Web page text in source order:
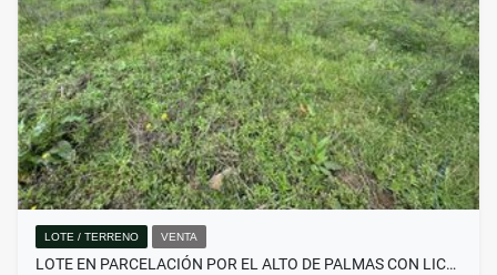
LOTE / TERRENO VENTA
LOTE EN PARCELACIÓN POR EL ALTO DE PALMAS CON LIC…